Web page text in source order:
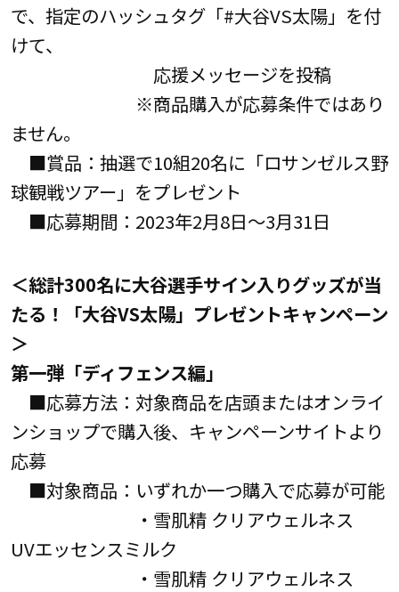
で、指定のハッシュタグ「#大谷VS太陽」を付
けて、
応援メッセージを投稿
※商品購入が応募条件ではあり
ません。
■賞品：抽選で10組20名に「ロサンゼルス野
球観戦ツアー」をプレゼント
■応募期間：2023年2月8日～3月31日
＜総計300名に大谷選手サイン入りグッズが当
たる！「大谷VS太陽」プレゼントキャンペーン
＞
第一弾「ディフェンス編」
■応募方法：対象商品を店頭またはオンライ
ンショップで購入後、キャンペーンサイトより
応募
■対象商品：いずれか一つ購入で応募が可能
・雪肌精 クリアウェルネス
UVエッセンスミルク
・雪肌精 クリアウェルネス